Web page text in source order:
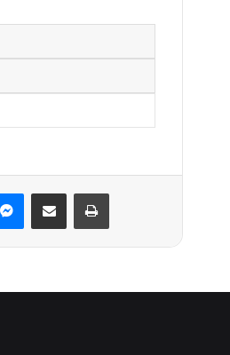
Messenger
E-Posta ile paylaş Yazdır